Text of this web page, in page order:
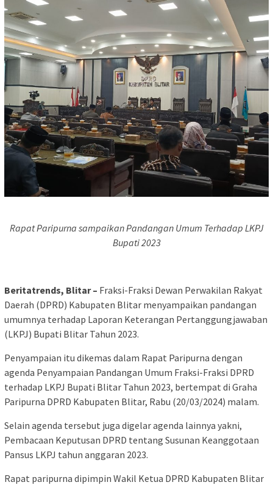
Rapat Paripurna sampaikan Pandangan Umum Terhadap LKPJ
Bupati 2023
Beritatrends, Blitar – Fraksi-Fraksi Dewan Perwakilan Rakyat
Daerah (DPRD) Kabupaten Blitar menyampaikan pandangan
umumnya terhadap Laporan Keterangan Pertanggungjawaban
(LKPJ) Bupati Blitar Tahun 2023.
Penyampaian itu dikemas dalam Rapat Paripurna dengan
agenda Penyampaian Pandangan Umum Fraksi-Fraksi DPRD
terhadap LKPJ Bupati Blitar Tahun 2023, bertempat di Graha
Paripurna DPRD Kabupaten Blitar, Rabu (20/03/2024) malam.
Selain agenda tersebut juga digelar agenda lainnya yakni,
Pembacaan Keputusan DPRD tentang Susunan Keanggotaan
Pansus LKPJ tahun anggaran 2023.
Rapat paripurna dipimpin Wakil Ketua DPRD Kabupaten Blitar